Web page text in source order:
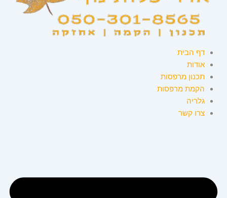
דף הבית
אודות
תכנון מרפסות
הקמת מרפסות
גלריה
צרו קשר